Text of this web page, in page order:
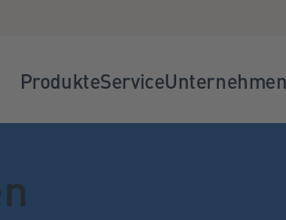
ProdukteServiceUnternehmen